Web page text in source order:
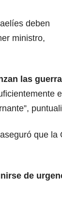
deben
ministro,
las
que
de